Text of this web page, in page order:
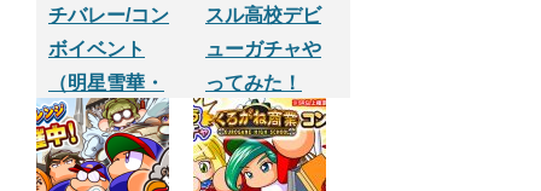
チバレー/コン
ボイベント
（明星雪華・
八尺巫女子・
小嵐リョウ・
美園千花）
スル高校デビ
ューガチャや
ってみた！